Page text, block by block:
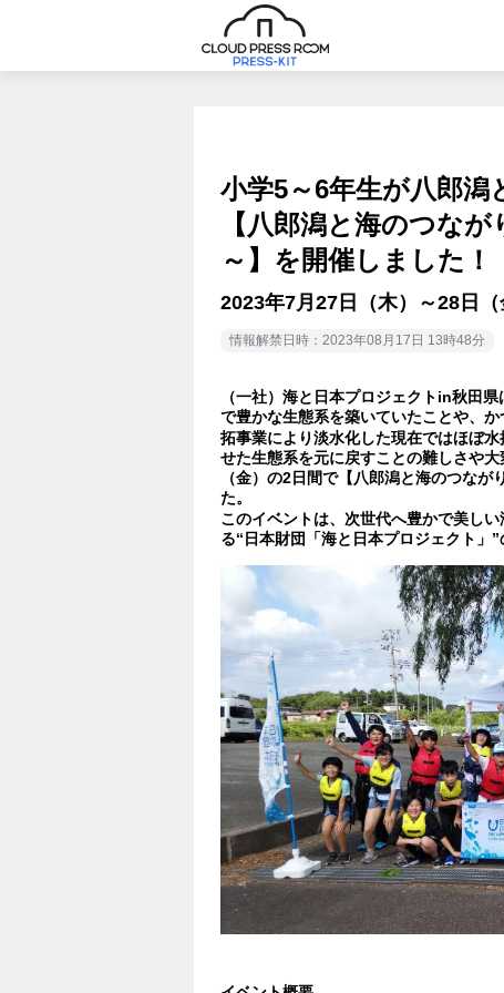
小学5～6年生が八郎潟
【八郎潟と海のつな
～】を開催しました！
2023年7月27日（木）～28日
情報解禁日時：2023年08月17日 13時48分
（一社）海と日本プロジェクトin秋田
で豊かな生態系を築いていたことや、
拓事業により淡水化した現在ではほぼ
せた生態系を元に戻すことの難しさや
（金）の2日間で【八郎潟と海のつな
た。
このイベントは、次世代へ豊かで美し
る“日本財団「海と日本プロジェクト」”